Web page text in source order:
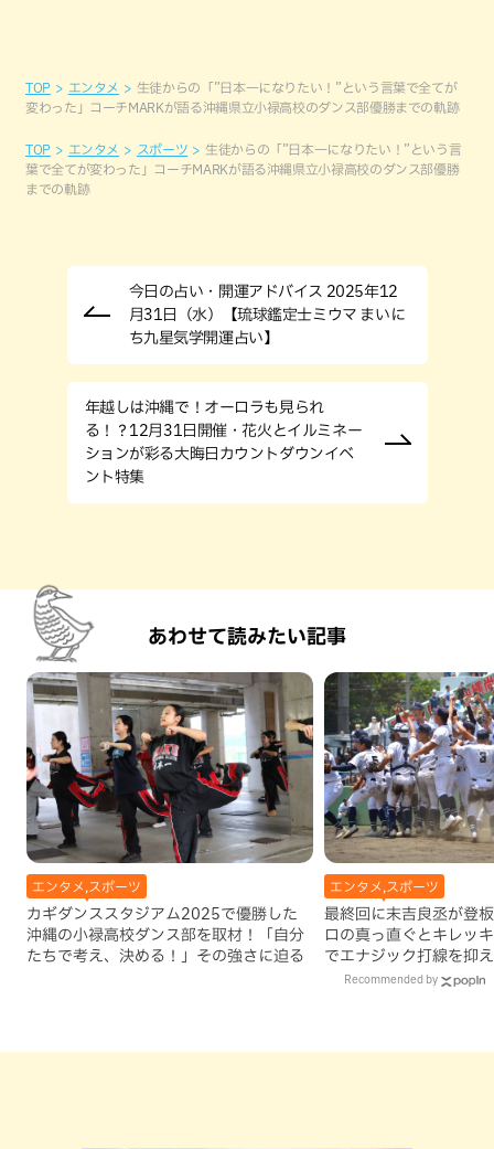
TOP エンタメ
生徒からの「”日本一になりたい！”という言葉で全てが
変わった」コーチMARKが語る沖縄県立小禄高校のダンス部優勝までの軌跡
TOP エンタメ スポーツ
生徒からの「”日本一になりたい！”という言
葉で全てが変わった」コーチMARKが語る沖縄県立小禄高校のダンス部優勝
までの軌跡
今日の占い・開運アドバイス 2025年12
月31日（水）【琉球鑑定士ミウマ まいに
ち九星気学開運占い】
年越しは沖縄で！オーロラも見られ
る！？12月31日開催・花火とイルミネー
ションが彩る大晦日カウントダウンイベ
ント特集
あわせて読みたい記事
エンタメ,スポーツ
カギダンススタジアム2025で優勝した
沖縄の小禄高校ダンス部を取材！「自分
たちで考え、決める！」その強さに迫る
エンタメ,スポーツ
最終回に末吉良丞が登
ロの真っ直ぐとキレッ
でエナジック打線を抑
尚学優勝
Recommended by